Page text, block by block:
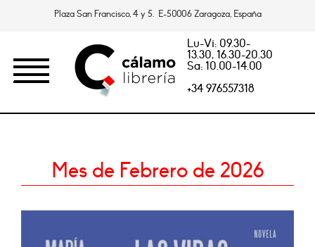
Plaza San Francisco, 4 y 5. E-50006 Zaragoza, España
Lu-Vi: 09.30-
13.30, 16.30-20.30
Sa: 10.00-14.00
+34 976557318
Mes de Febrero de 2026